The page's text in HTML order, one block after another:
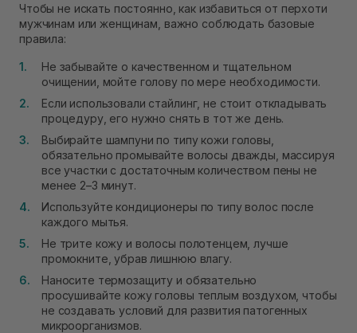
Чтобы не искать постоянно, как избавиться от перхоти
мужчинам или женщинам, важно соблюдать базовые
правила:
Не забывайте о качественном и тщательном
очищении, мойте голову по мере необходимости.
Если использовали стайлинг, не стоит откладывать
процедуру, его нужно снять в тот же день.
Выбирайте шампуни по типу кожи головы,
обязательно промывайте волосы дважды, массируя
все участки с достаточным количеством пены не
менее 2–3 минут.
Используйте кондиционеры по типу волос после
каждого мытья.
Не трите кожу и волосы полотенцем, лучше
промокните, убрав лишнюю влагу.
Наносите термозащиту и обязательно
просушивайте кожу головы теплым воздухом, чтобы
не создавать условий для развития патогенных
микроорганизмов.